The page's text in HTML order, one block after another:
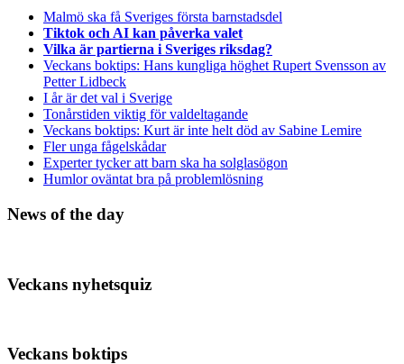
Malmö ska få Sveriges första barnstadsdel
Tiktok och AI kan påverka valet
Vilka är partierna i Sveriges riksdag?
Veckans boktips: Hans kungliga höghet Rupert Svensson av
Petter Lidbeck
I år är det val i Sverige
Tonårstiden viktig för valdeltagande
Veckans boktips: Kurt är inte helt död av Sabine Lemire
Fler unga fågelskådar
Experter tycker att barn ska ha solglasögon
Humlor oväntat bra på problemlösning
News of the day
Veckans nyhetsquiz
Veckans boktips